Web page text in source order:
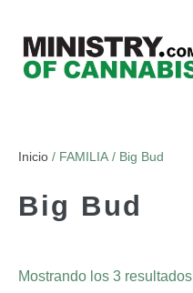
Inicio / FAMILIA / Big Bud
Big Bud
Mostrando los 3 resultados